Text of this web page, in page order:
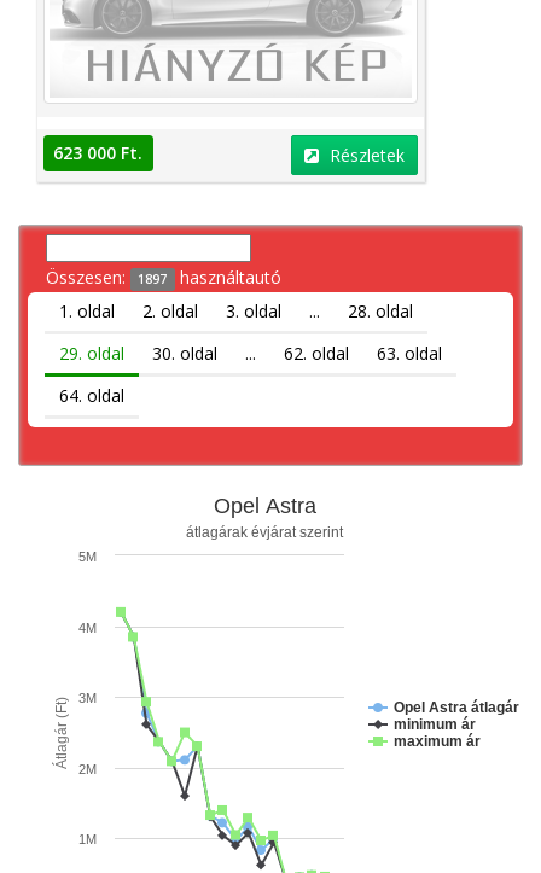
623 000 Ft. Részletek
Összesen: 1897 használtautó
1. oldal
2. oldal 3. oldal ...
28. oldal
29. oldal
30. oldal ... 62. oldal
63. oldal
64. oldal
Átlagár (Ft)
Opel Astra
átlagárak évjárat szerint
Opel Astra átlagár
minimum ár
maximum ár
1M
2M
3M
4M
5M